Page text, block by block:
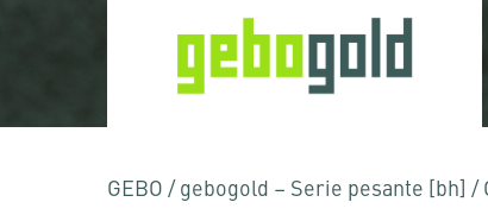
GEBO / gebogold – Serie pesante [bh] /